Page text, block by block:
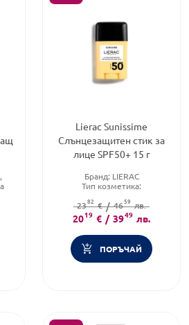
Lierac Sunissime
Слънцезащитен стик за
лице SPF50+ 15 г
Бранд: LIERAC
Тип козметика:
Форма на продукта:стик
2382 € / 4659 лв.
2019 € / 3949 лв.
ПОРЪЧАЙ